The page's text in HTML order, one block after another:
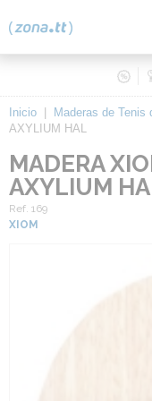
Inicio Maderas de Tenis
AXYLIUM HAL
MADERA
AXYLIUM
Ref. 169
XIOM